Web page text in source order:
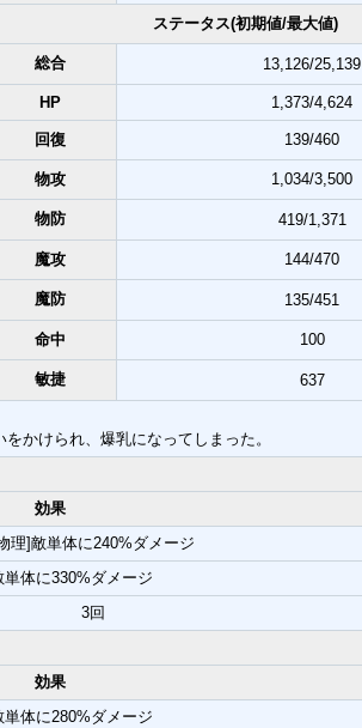
ステータス(初期値/最大値)
総合 13,126/25,139
HP 1,373/4,624
回復 139/460
物攻 1,034/3,500
物防 419/1,371
魔攻 144/470
魔防 135/451
命中 100
敏捷 637
をかけられ、爆乳になってしまった。
効果
理]敵単体に240%ダメージ
体に330%ダメージ
3回
効果
体に280%ダメージ